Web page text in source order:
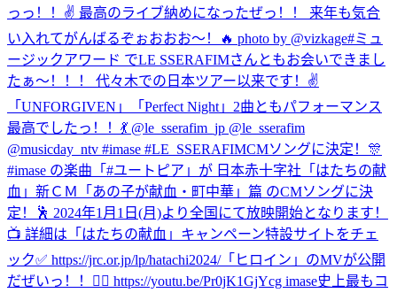
っっ！！✌️ 最高のライブ納めになったぜっ！！ 来年も気合
い入れてがんばるぞぉおおお〜！🔥 photo by @vizkage#ミュ
ージックアワード でLE SSERAFIMさんともお会いできまし
たぁ〜！！！ 代々木での日本ツアー以来です！✌️
「UNFORGIVEN」「Perfect Night」2曲ともパフォーマンス
最高でしたっ！！💃 @le_sserafim_jp @le_sserafim
@musicday_ntv #imase #LE_SSERAFIMCMソングに決定！🎊
#imase の楽曲「#ユートピア」が 日本赤十字社「はたちの献
血」新ＣＭ「あの子が献血・町中華」篇 のCMソングに決
定！🕺 2024年1月1日(月)より全国にて放映開始となります！
📺 詳細は「はたちの献血」キャンペーン特設サイトをチェ
ック✅ https://jrc.or.jp/lp/hatachi2024/「ヒロイン」のMVが公開
だぜいっ！！🦸‍♀️ https://youtu.be/Pr0jK1GjYcg imase史上最もコ